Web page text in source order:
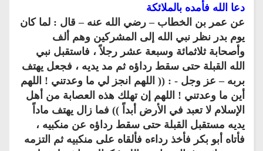
دعا الله فأمده بالملائكة
عن عمر بن الخطاب – رضي الله عنه – قال : لما كان
يوم بدر نظر نبي الله إلى المشركين وهم ألف
وأصحابة ثلاثمائة وسبعة عشر رجلاً ، فاستقبل نبي
الله القبلة حتى سقط رداؤه ثم مد يديه ، فجعل يهتف
بربه – عز وجل - : (( اللهم انجز لي ما وعدتني ! اللهم
أين ما وعدتني ! اللهم إن تهلك هذه العصابة من أهل
الإسلام لا تعبد في الأرض أبداً )) فما زال يهتف ماداً
يديه مستقبل القبلة حتى سقط رداؤه عن منكبيه ،
فأتاه أبو بكر فأخذ رداءه فألقاه على منكبيه ثم التزمه